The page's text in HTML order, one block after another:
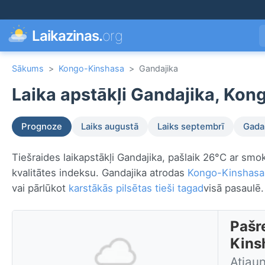
Laikazinas.org
Sākums > Kongo-Kinshasa > Gandajika
Laika apstākļi Gandajika,
Prognoze Laiks augustā Laiks septembrī
Tiešraides laikapstākļi Gandajika, pašlaik 26°C ar
kvalitātes indeksu. Gandajika atrodas Kongo-Kinshasa
vai pārlūkot karstākās pilsētas tieši tagadvisā pasaulē.